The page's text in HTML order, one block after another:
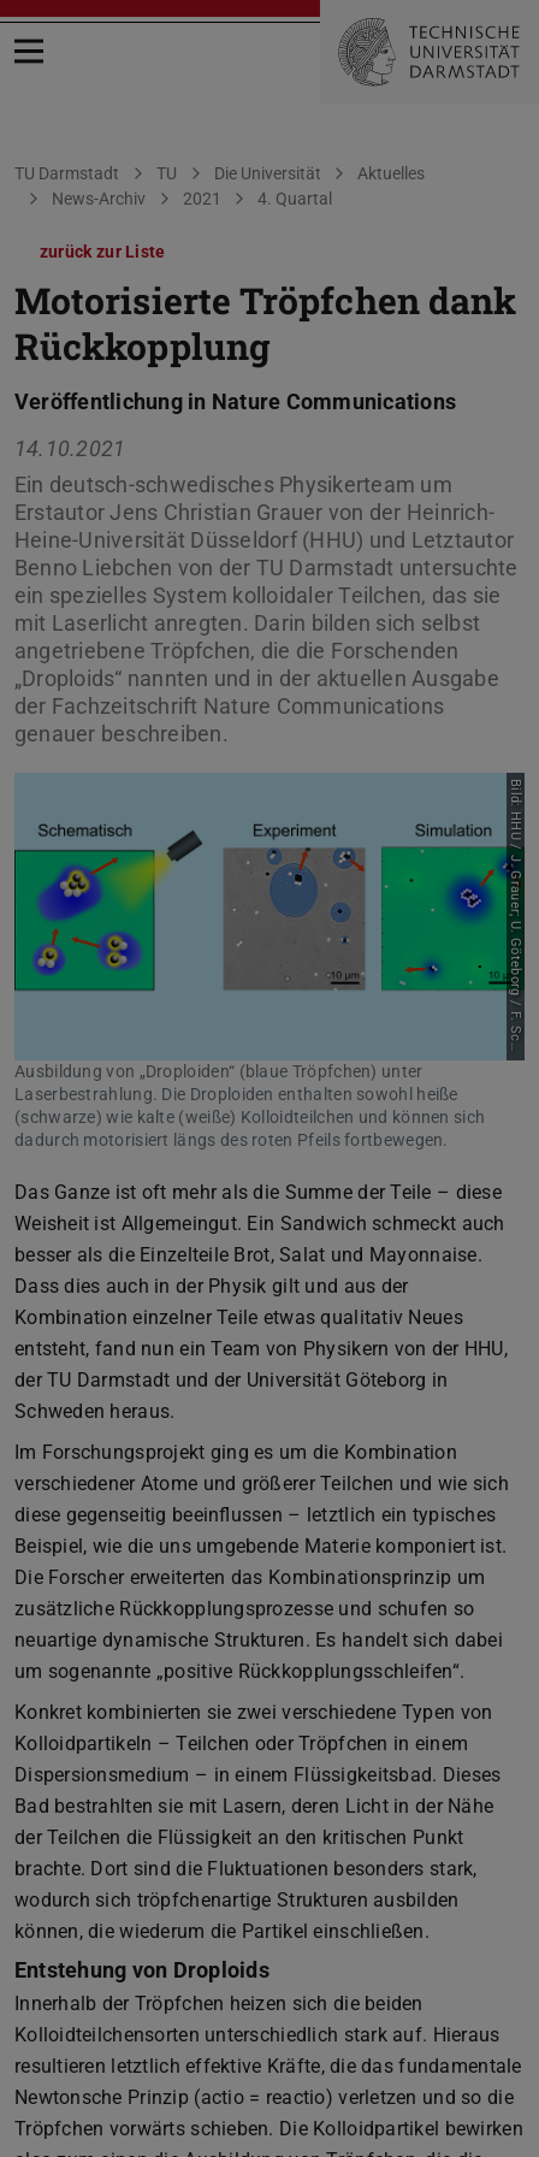
Menü öffnen
Sie befinden sich hier:
TU Darmstadt TU Die Universität
Aktuelles
News-Archiv
2021 4. Quartal
zurück zur Liste
Motorisierte Tröpfchen dank
Rückkopplung
Veröffentlichung in Nature Communications
14.10.2021
Ein deutsch-schwedisches Physikerteam um
Erstautor Jens Christian Grauer von der Heinrich-
Heine-Universität Düsseldorf (HHU) und Letztautor
Benno Liebchen von der TU Darmstadt untersuchte
ein spezielles System kolloidaler Teilchen, das sie
mit Laserlicht anregten. Darin bilden sich selbst
angetriebene Tröpfchen, die die Forschenden
„Droploids“ nannten und in der aktuellen Ausgabe
der Fachzeitschrift Nature Communications
genauer beschreiben.
B
i
l
d
:
H
H
U
/
J
.
G
r
a
u
e
r
;
U
.
G
ö
t
e
b
o
r
g
/
F
.
S
c
h
m
i
d
t
Ausbildung von „Droploiden“ (blaue Tröpfchen) unter
Laserbestrahlung. Die Droploiden enthalten sowohl heiße
(schwarze) wie kalte (weiße) Kolloidteilchen und können sich
dadurch motorisiert längs des roten Pfeils fortbewegen.
Das Ganze ist oft mehr als die Summe der Teile – diese
Weisheit ist Allgemeingut. Ein Sandwich schmeckt auch
besser als die Einzelteile Brot, Salat und Mayonnaise.
Dass dies auch in der Physik gilt und aus der
Kombination einzelner Teile etwas qualitativ Neues
entsteht, fand nun ein Team von Physikern von der HHU,
der TU Darmstadt und der Universität Göteborg in
Schweden heraus.
Im Forschungsprojekt ging es um die Kombination
verschiedener Atome und größerer Teilchen und wie sich
diese gegenseitig beeinflussen – letztlich ein typisches
Beispiel, wie die uns umgebende Materie komponiert ist.
Die Forscher erweiterten das Kombinationsprinzip um
zusätzliche Rückkopplungsprozesse und schufen so
neuartige dynamische Strukturen. Es handelt sich dabei
um sogenannte „positive Rückkopplungsschleifen“.
Konkret kombinierten sie zwei verschiedene Typen von
Kolloidpartikeln – Teilchen oder Tröpfchen in einem
Dispersionsmedium – in einem Flüssigkeitsbad. Dieses
Bad bestrahlten sie mit Lasern, deren Licht in der Nähe
der Teilchen die Flüssigkeit an den kritischen Punkt
brachte. Dort sind die Fluktuationen besonders stark,
wodurch sich tröpfchenartige Strukturen ausbilden
können, die wiederum die Partikel einschließen.
Entstehung von Droploids
Innerhalb der Tröpfchen heizen sich die beiden
Kolloidteilchensorten unterschiedlich stark auf. Hieraus
resultieren letztlich effektive Kräfte, die das fundamentale
Newtonsche Prinzip (actio = reactio) verletzen und so die
Tröpfchen vorwärts schieben. Die Kolloidpartikel bewirken